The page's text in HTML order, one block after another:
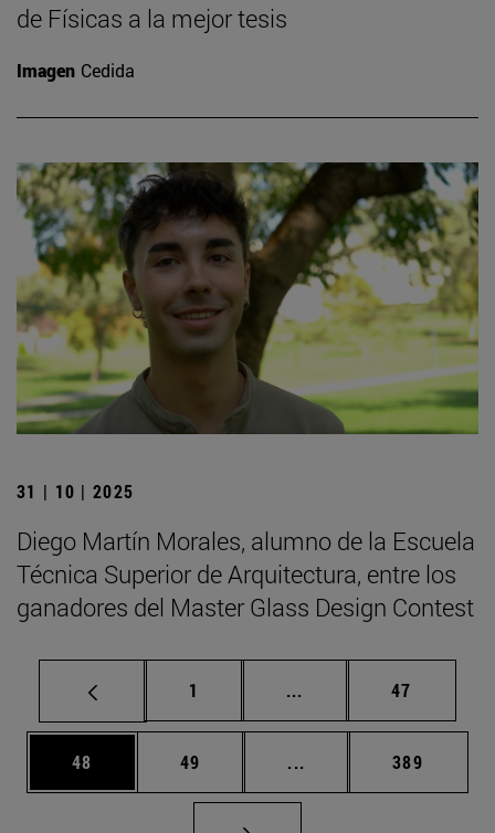
de Físicas a la mejor tesis
Imagen Cedida
31 | 10 | 2025
Diego Martín Morales, alumno de la Escuela
Técnica Superior de Arquitectura, entre los
ganadores del Master Glass Design Contest
Página
1 ... Páginas intermedias
Página
47
Página
48 Página
49 ... Páginas intermedias
Página
389